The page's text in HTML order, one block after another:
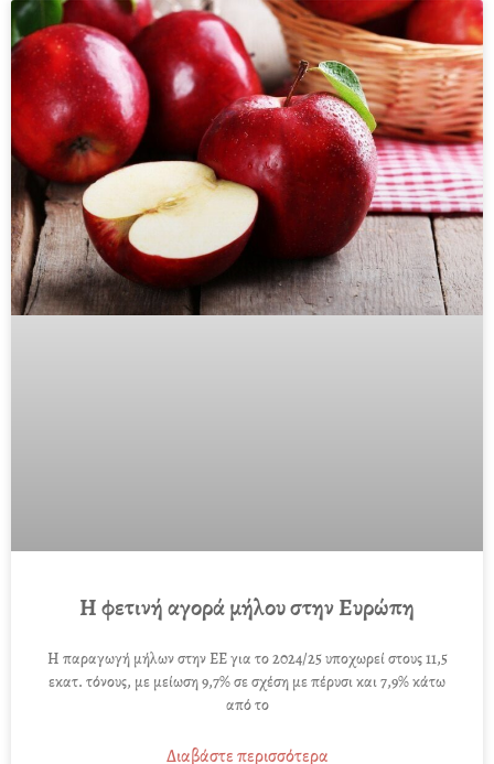
Η φετινή αγορά μήλου στην Ευρώπη
Η παραγωγή μήλων στην ΕΕ για το 2024/25 υποχωρεί στους 11,5
εκατ. τόνους, με μείωση 9,7% σε σχέση με πέρυσι και 7,9% κάτω
από το
Διαβάστε περισσότερα